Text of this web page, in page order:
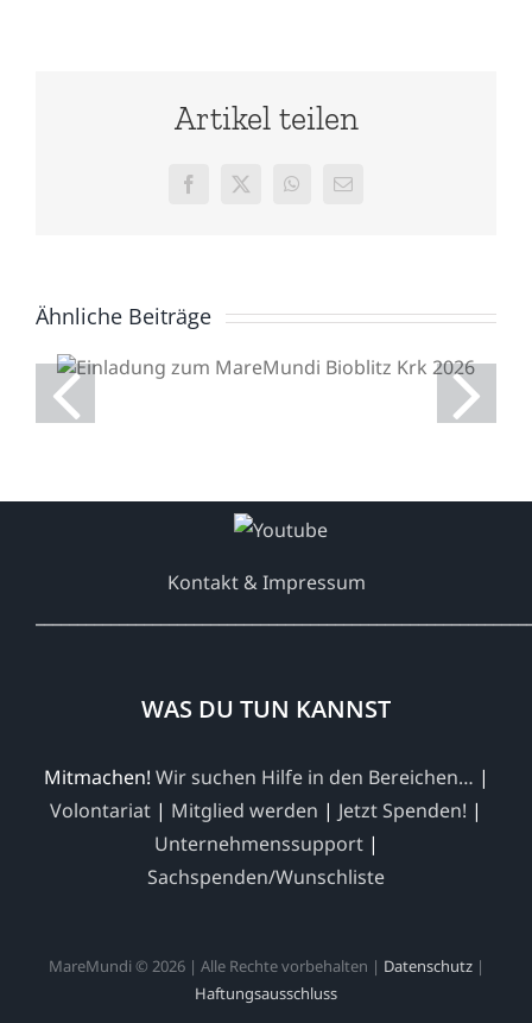
Artikel teilen
Facebook
X WhatsApp
E-
Ähnliche BeiträgeEinladung zum
MareMundi Bioblitz Krk
Kontakt & Impressum
WAS DU TUN KANNST
Mitmachen! Wir suchen Hilfe in den Bereichen… |
Volontariat | Mitglied werden | Jetzt Spenden! |
Unternehmenssupport|
Sachspenden/Wunschliste
MareMundi © 2026 | Alle Rechte vorbehalten | Datenschutz|
Haftungsausschluss